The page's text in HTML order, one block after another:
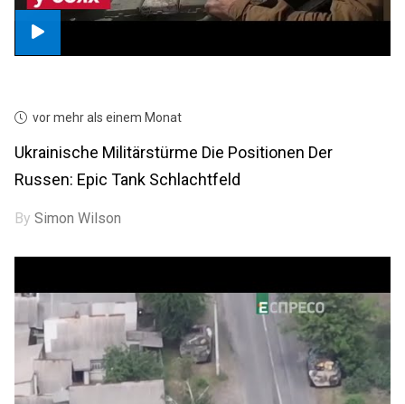
vor mehr als einem Monat
Ukrainische Militärstürme Die Positionen Der
Russen: Epic Tank Schlachtfeld
BySimon Wilson